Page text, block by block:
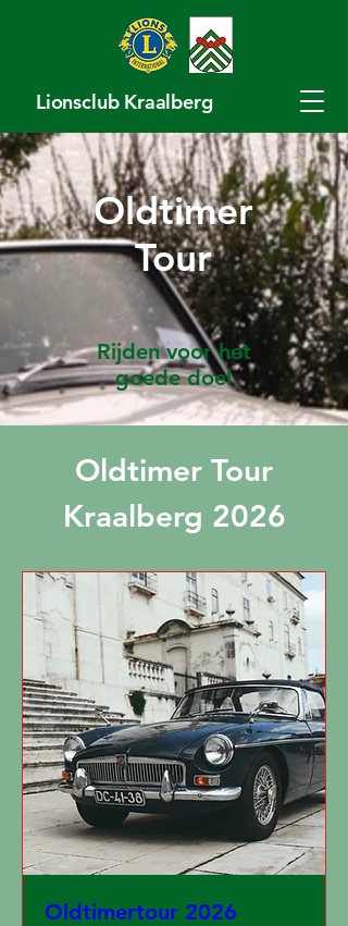
Lionsclub Kraalberg
Oldtimer
Tour
Rijden voor het
goede doel
Oldtimer Tour
Kraalberg 2026
Oldtimertour 2026